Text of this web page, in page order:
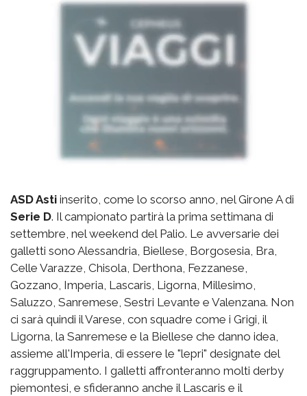
ASD Asti inserito, come lo scorso anno, nel Girone A di
Serie D. Il campionato partirà la prima settimana di
settembre, nel weekend del Palio. Le avversarie dei
galletti sono Alessandria, Biellese, Borgosesia, Bra,
Celle Varazze, Chisola, Derthona, Fezzanese,
Gozzano, Imperia, Lascaris, Ligorna, Millesimo,
Saluzzo, Sanremese, Sestri Levante e Valenzana. Non
ci sarà quindi il Varese, con squadre come i Grigi, il
Ligorna, la Sanremese e la Biellese che danno idea,
assieme all'Imperia, di essere le "lepri" designate del
raggruppamento. I galletti affronteranno molti derby
piemontesi, e sfideranno anche il Lascaris e il